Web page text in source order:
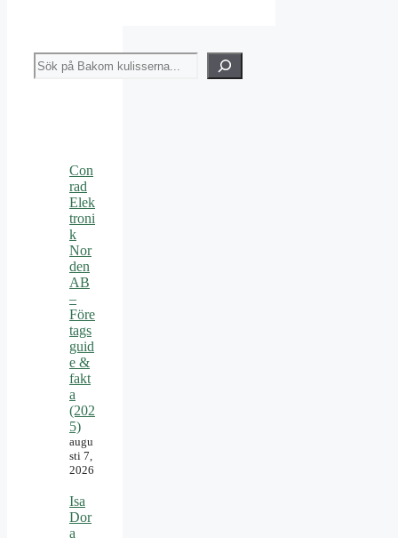
Sök
Con
rad
Elek
troni
k
Nor
den
AB
–
Före
tags
guid
e &
fakt
a
(202
5)
augu
sti 7,
2026
Isa
Dor
a